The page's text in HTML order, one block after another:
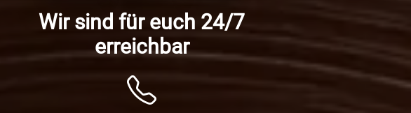
Wir sind für euch 24/7
erreichbar